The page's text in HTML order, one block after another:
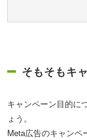
そもそもキ
キャンペーン目的に
ょう。
Meta広告のキャンペ